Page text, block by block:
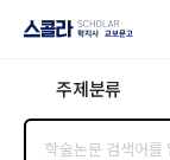
지사·교보문고
주제분류